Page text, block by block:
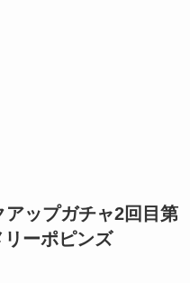
ップガチャ2回目第
ーポピンズ